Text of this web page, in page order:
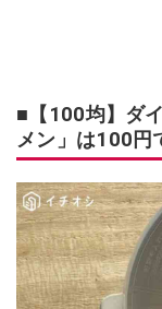
■【100均】ダ
メン」は100円